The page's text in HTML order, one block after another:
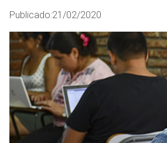
Publicado:21/02/2020